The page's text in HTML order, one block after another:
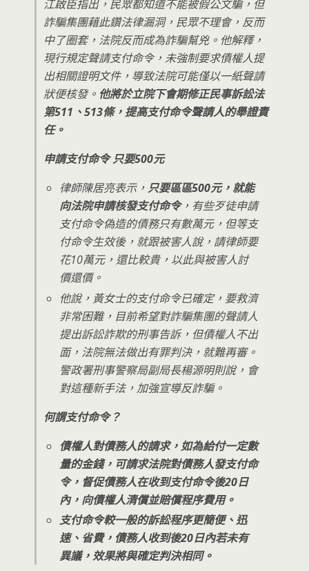
江啟臣指出，民眾都知道不能被假公文騙，但
詐騙集團藉此鑽法律漏洞，民眾不理會，反而
中了圈套，法院反而成為詐騙幫兇。他解釋，
現行規定聲請支付命令，未強制要求債權人提
出相關證明文件，導致法院可能僅以一紙聲請
狀便核發。 他將於立院下會期修正民事訴訟法
第511、513條，提高支付命令聲請人的舉證責
任。
申請支付命令 只要500元
律師陳居亮表示， 只要區區500元，就能
向法院申請核發支付命令，有些歹徒申請
支付命令偽造的債務只有數萬元，但等支
付命令生效後，就跟被害人說，請律師要
花10萬元，還比較貴，以此與被害人討
價還價。
他說，黃女士的支付命令已確定，要救濟
非常困難，目前希望對詐騙集團的聲請人
提出訴訟詐欺的刑事告訴，但債權人不出
面，法院無法做出有罪判決，就難再審。
警政署刑事警察局副局長楊源明則說，會
對這種新手法，加強宣導反詐騙。
何謂支付命令？
債權人對債務人的請求，如為給付一定數
量的金錢，可請求法院對債務人發支付命
令，督促債務人在收到支付命令後20日
內，向債權人清償並賠償程序費用。
支付命令較一般的訴訟程序更簡便、迅
速、省費，債務人收到後20日內若未有
異議，效果將與確定判決相同。